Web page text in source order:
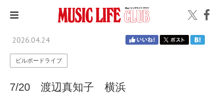
2026.04.24
ビルボードライブ
7/20 渡辺真知子 横浜